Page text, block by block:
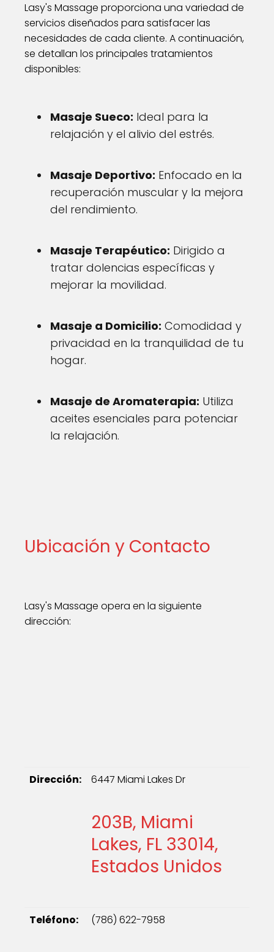
Lasy's Massage proporciona una variedad de
servicios diseñados para satisfacer las
necesidades de cada cliente. A continuación,
se detallan los principales tratamientos
disponibles:
Masaje Sueco: Ideal para la
relajación y el alivio del estrés.
Masaje Deportivo: Enfocado en la
recuperación muscular y la mejora
del rendimiento.
Masaje Terapéutico: Dirigido a
tratar dolencias específicas y
mejorar la movilidad.
Masaje a Domicilio: Comodidad y
privacidad en la tranquilidad de tu
hogar.
Masaje de Aromaterapia: Utiliza
aceites esenciales para potenciar
la relajación.
Ubicación y Contacto
Lasy's Massage opera en la siguiente
dirección:
Dirección: 6447 Miami Lakes Dr
203B, Miami
Lakes, FL 33014,
Estados Unidos
Teléfono: (786) 622-7958